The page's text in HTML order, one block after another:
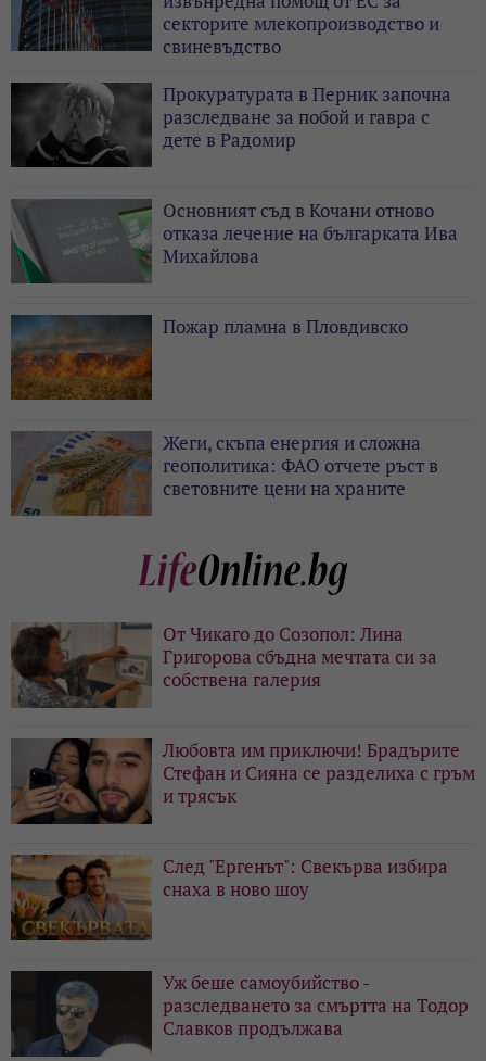
секторите млекопроизводство и
свиневъдство
Прокуратурата в Перник започна
разследване за побой и гавра с
дете в Радомир
Основният съд в Кочани отново
отказа лечение на българката Ива
Михайлова
Пожар пламна в Пловдивско
Жеги, скъпа енергия и сложна
геополитика: ФАО отчете ръст в
световните цени на храните
От Чикаго до Созопол: Лина
Григорова сбъдна мечтата си за
собствена галерия
Любовта им приключи! Брадърите
Стефан и Сияна се разделиха с гръм
и трясък
След "Ергенът": Свекърва избира
снаха в ново шоу
Уж беше самоубийство -
разследването за смъртта на Тодор
Славков продължава